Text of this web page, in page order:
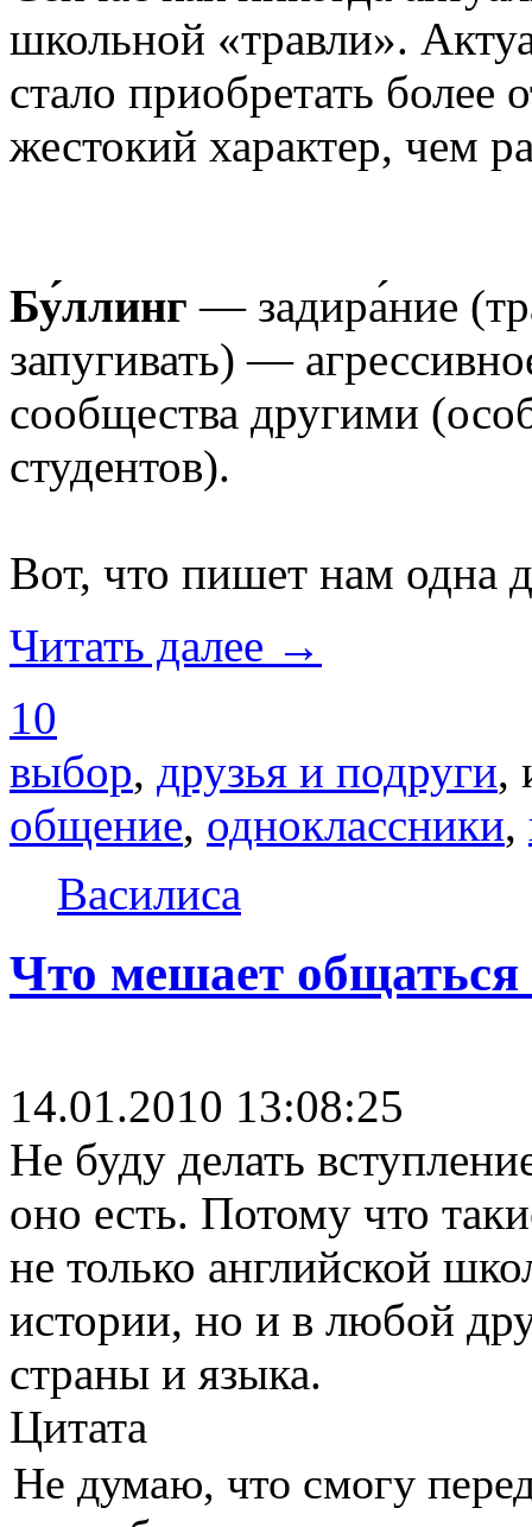
школьной «травли».
стало приобретать более
жестокий характер, чем
Бу́ллинг — задира́ние
запугивать) —
сообщества другими
студентов).
Вот, что пишет нам одна
Читать далее →
10
выбор, друзья и подруги,
общение, одноклассники,
Василиса
Что мешает общаться
14.01.2010 13:08:25
Не буду делать
оно есть. Потому что
не только английской
истории, но и в любой
страны и языка.
Цитата
Не думаю, что смогу